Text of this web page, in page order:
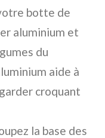
botte de
aluminium et
du
aide à
croquant
la base des